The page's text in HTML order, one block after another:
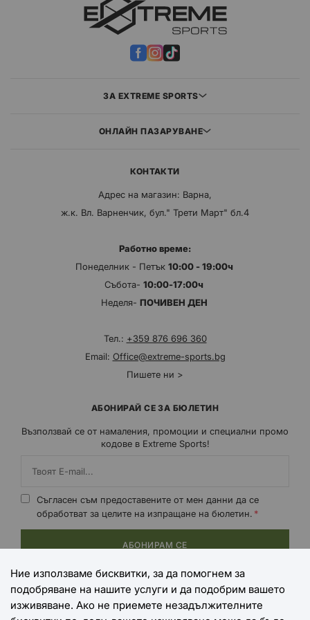
Новият дизайн с два болта не пречи на предпазителя на вилката
ЗА EXTREME SPORTS
ОНЛАЙН ПАЗАРУВАНЕ
КОНТАКТИ
Адрес на магазин: Варна,
ж.к. Вл. Варненчик, бул." Трети Март" бл.4
Работно време:
Понеделник - Петък 10:00 - 19:00ч
Събота- 10:00-17:00ч
Неделя- ПОЧИВЕН ДЕН
Тел.: +359 876 696 360
Email: Office@extreme-sports.bg
Пишете ни >
АБОНИРАЙ СЕ ЗА БЮЛЕТИН
Възползвай се от намаления, промоции и специални промо
кодове в Extreme Sports!
Съгласен съм предоставените от мен данни да се
обработват за целите на изпращане на бюлетин.
АБОНИРАМ СЕ
НАЧИНИ НА ПЛАЩАНЕ
Ние използваме бисквитки, за да помогнем за
подобряване на нашите услуги и да подобрим вашето
изживяване. Ако не приемете незадължителните